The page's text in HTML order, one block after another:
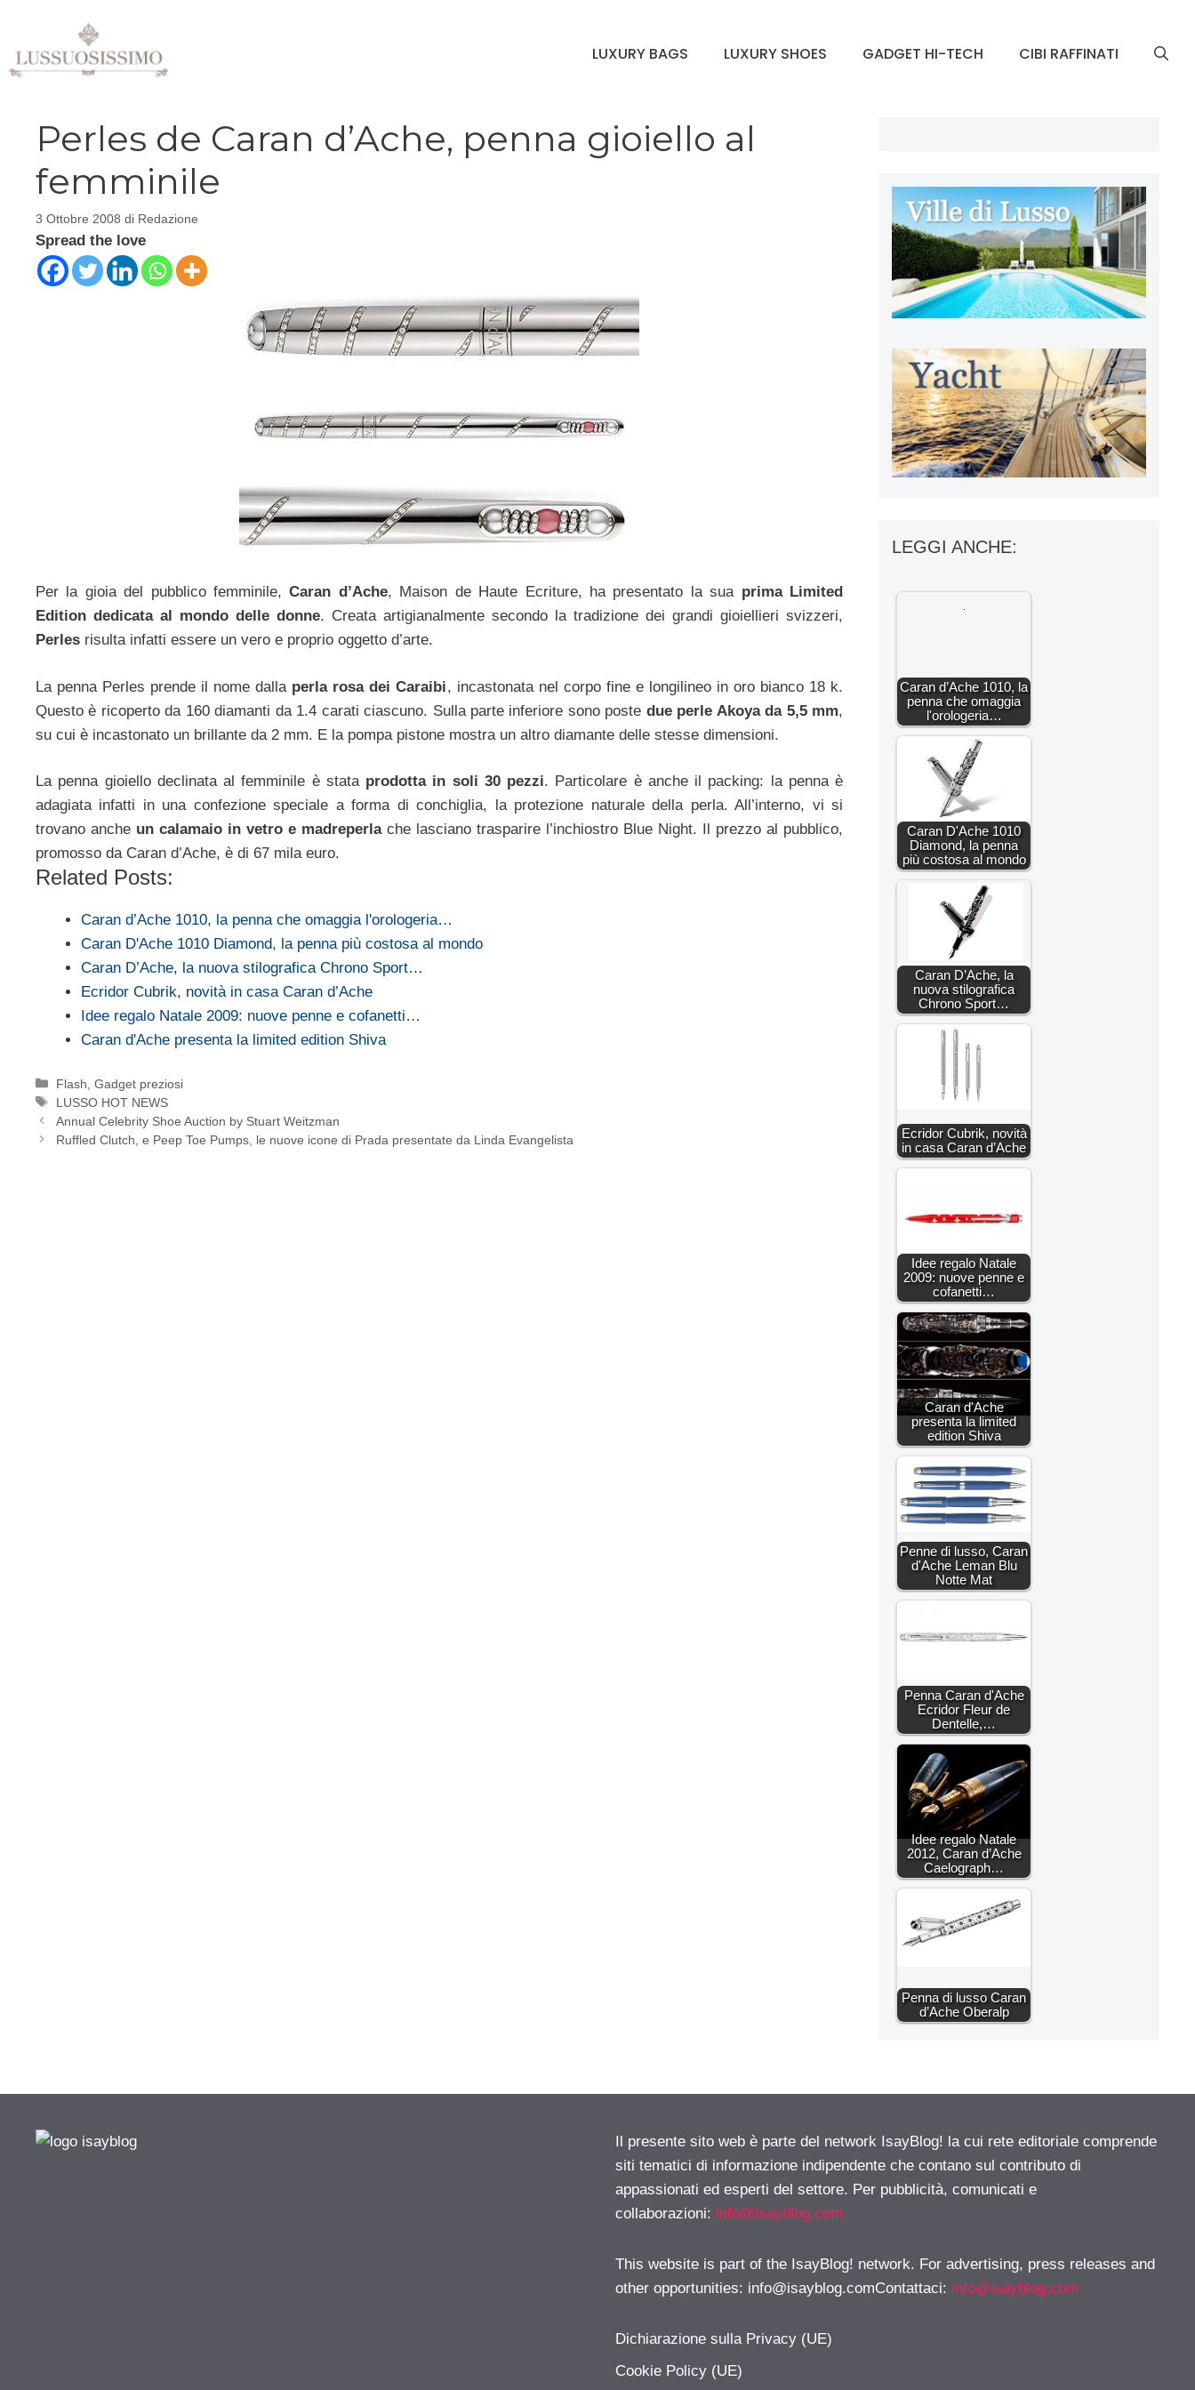
contenuto
LUXURY BAGS LUXURY SHOES GADGET HI-TECH CIBI RAFFINATI
Perles de Caran d’Ache, penna gioiello al
femminile
3 Ottobre 2008 di Redazione
Spread the love
Per la gioia del pubblico femminile,Caran d’Ache, Maison de Haute Ecriture, ha presentato la sua prima Limited
Edition dedicata al mondo delle donne. Creata artigianalmente secondo la tradizione dei grandi gioiellieri svizzeri,
Perles risulta infatti essere un vero e proprio oggetto d’arte.
La penna Perles prende il nome dalla perla rosa dei Caraibi, incastonata nel corpo fine e longilineo in oro bianco 18 k.
Questo è ricoperto da 160 diamanti da 1.4 carati ciascuno. Sulla parte inferiore sono poste due perle Akoya da 5,5 mm,
su cui è incastonato un brillante da 2 mm. E la pompa pistone mostra un altro diamante delle stesse dimensioni.
La penna gioiello declinata al femminile è stata prodotta in soli 30 pezzi. Particolare è anche il packing: la penna è
adagiata infatti in una confezione speciale a forma di conchiglia, la protezione naturale della perla. All’interno, vi si
trovano anche un calamaio in vetro e madreperlache lasciano trasparire l’inchiostro Blue Night. Il prezzo al pubblico,
promosso da Caran d’Ache, è di 67 mila euro.
Related Posts:
Caran d’Ache 1010, la penna che omaggia l'orologeria…
Caran D'Ache 1010 Diamond, la penna più costosa al mondo
Caran D’Ache, la nuova stilografica Chrono Sport…
Ecridor Cubrik, novità in casa Caran d’Ache
Idee regalo Natale 2009: nuove penne e cofanetti…
Caran d'Ache presenta la limited edition Shiva
Categorie
Flash ,Gadget preziosi
Tag
LUSSO HOT NEWS
Annual Celebrity Shoe Auction by Stuart Weitzman
Ruffled Clutch, e Peep Toe Pumps, le nuove icone di Prada presentate da Linda Evangelista
LEGGI ANCHE:
Caran d’Ache 1010, la
penna che omaggia
l'orologeria…
Caran D'Ache 1010
Diamond, la penna
più costosa al mondo
Caran D’Ache, la
nuova stilografica
Chrono Sport…
Ecridor Cubrik, novità
in casa Caran d’Ache
Idee regalo Natale
2009: nuove penne e
cofanetti…
Caran d'Ache
presenta la limited
edition Shiva
Penne di lusso, Caran
d'Ache Leman Blu
Notte Mat
Penna Caran d'Ache
Ecridor Fleur de
Dentelle,…
Idee regalo Natale
2012, Caran d’Ache
Caelograph…
Penna di lusso Caran
d’Ache Oberalp
Il presente sito web è parte del network IsayBlog! la cui rete editoriale comprende
siti tematici di informazione indipendente che contano sul contributo di
appassionati ed esperti del settore. Per pubblicità, comunicati e
collaborazioni: info@isayblog.com
This website is part of the IsayBlog! network. For advertising, press releases and
other opportunities: info@isayblog.comContattaci: info@isayblog.com
Dichiarazione sulla Privacy (UE)
Cookie Policy (UE)